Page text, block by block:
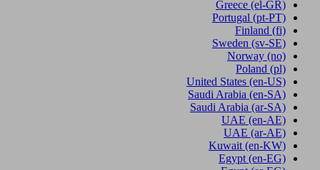
Greece (el-GR)
Portugal (pt-PT)
Finland (fi)
Sweden (sv-SE)
Norway (no)
Poland (pl)
United States (en-US)
Saudi Arabia (en-SA)
Saudi Arabia (ar-SA)
UAE (en-AE)
UAE (ar-AE)
Kuwait (en-KW)
Egypt (en-EG)